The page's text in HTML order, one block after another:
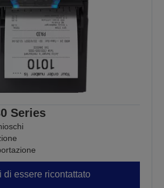
Series
di essere ricontattato